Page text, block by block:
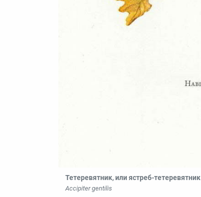
Тетеревятник, илиястреб-тетеревятник
Accipiter gentilis